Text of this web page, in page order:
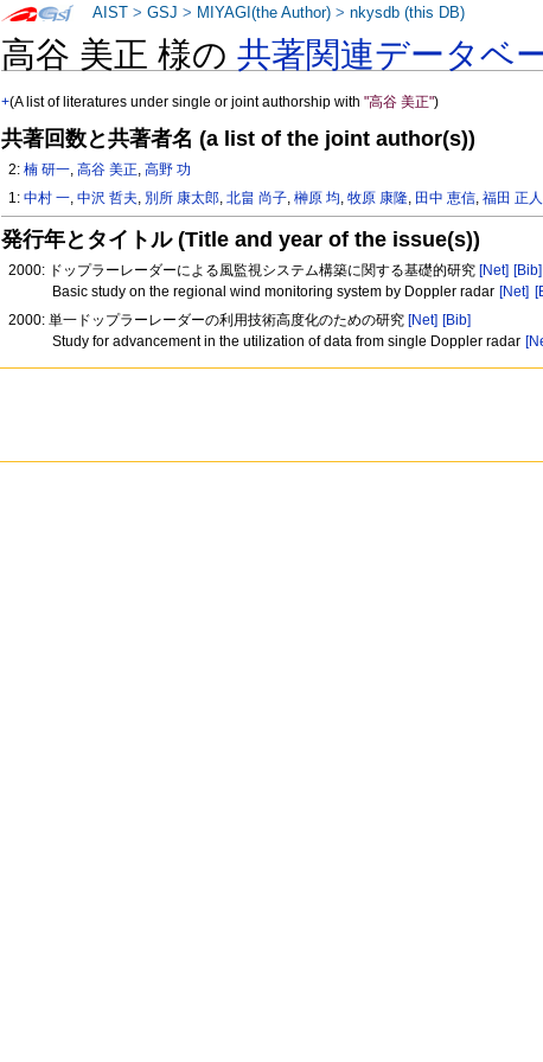
高谷 美正 様の共著関連データベ
+(A list of literatures under single or joint authorship with"高谷 美正")
共著回数と共著者名 (a list of the joint author(s))
2:楠 研一,高谷 美正,高野 功
1:中村 一,中沢 哲夫, 別所 康太郎,北畠 尚子,榊原 均,牧原 康隆, 田中 恵信,福田 正人
発行年とタイトル (Title and year of the issue(s))
2000: ドップラーレーダーによる風監視システム構築に関する基礎的研究 [Net] [Bib]
Basic study on the regional wind monitoring system by Doppler radar [Net]
2000: 単一ドップラーレーダーの利用技術高度化のための研究 [Net] [Bib]
Study for advancement in the utilization of data from single Doppler radar
AIST >GSJ > MIYAGI(the Author) >nkysdb (this DB)